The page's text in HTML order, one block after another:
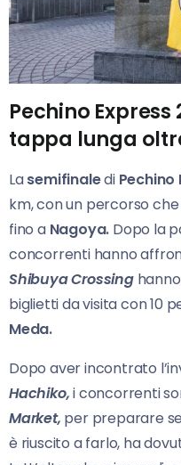
Pechino
tappa lunga
Lasemifinaledi Pechino
km, con un percorso
fino a Nagoya. Dopo la
concorrenti hanno
Shibuya Crossing
biglietti da visita con 10
Meda.
Dopo aver incontrato
Hachiko,i concorrenti
Market, per preparare
è riuscito a farlo, ha